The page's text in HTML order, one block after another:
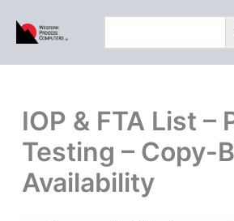
IOP & FTA List –
Testing – Copy-
Availability